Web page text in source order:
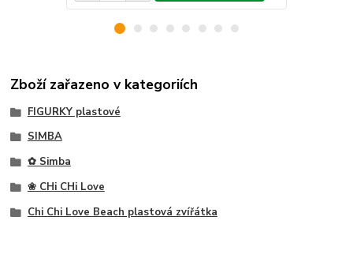
Zboží zařazeno v kategoriích
FIGURKY plastové
SIMBA
✿ Simba
❀ CHi CHi Love
Chi Chi Love Beach plastová zvířátka